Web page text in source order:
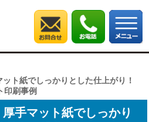
ット紙でしっかりとした仕上がり！
印刷事例
厚手マット紙でしっかり